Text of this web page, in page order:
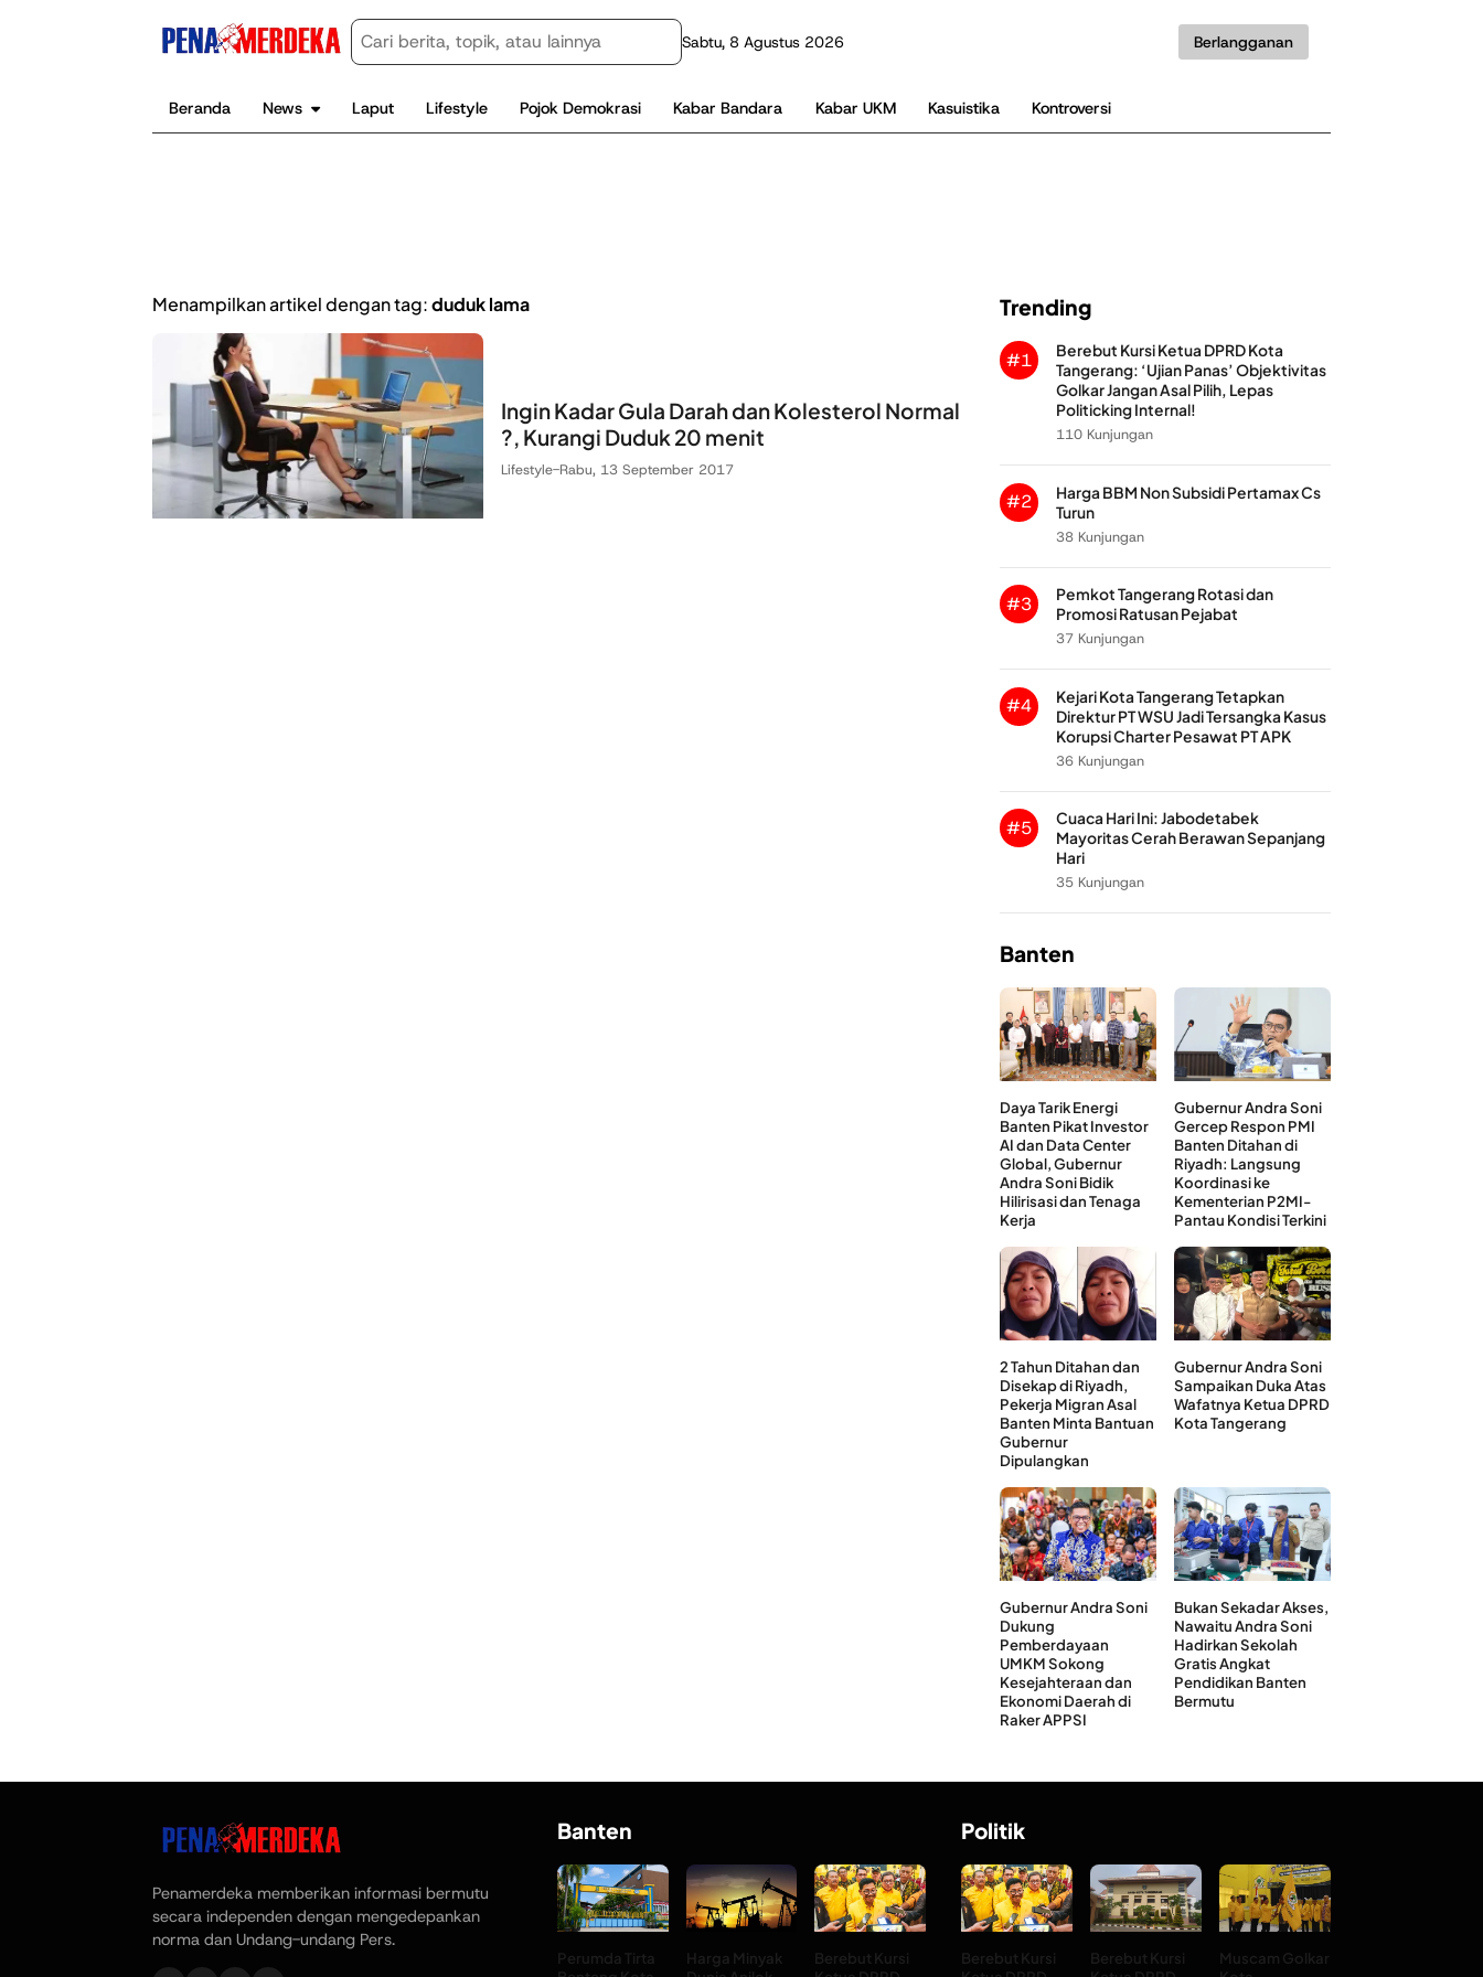
Sabtu, 8 Agustus 2026 Berlangganan
Beranda News Laput Lifestyle Pojok Demokrasi Kabar Bandara Kabar UKM Kasuistika Kontroversi
Menampilkan artikel dengan tag:duduk lama
Ingin Kadar Gula Darah dan Kolesterol Normal
?, Kurangi Duduk 20 menit
Lifestyle-Rabu, 13 September 2017
Trending
#1
Berebut Kursi Ketua DPRD Kota
Tangerang: ‘Ujian Panas’ Objektivitas
Golkar Jangan Asal Pilih, Lepas
Politicking Internal!
110 Kunjungan
#2
Harga BBM Non Subsidi Pertamax Cs
Turun
38 Kunjungan
#3
Pemkot Tangerang Rotasi dan
Promosi Ratusan Pejabat
37 Kunjungan
#4
Kejari Kota Tangerang Tetapkan
Direktur PT WSU Jadi Tersangka Kasus
Korupsi Charter Pesawat PT APK
36 Kunjungan
#5
Cuaca Hari Ini: Jabodetabek
Mayoritas Cerah Berawan Sepanjang
Hari
35 Kunjungan
Banten
Daya Tarik Energi
Banten Pikat Investor
AI dan Data Center
Global, Gubernur
Andra Soni Bidik
Hilirisasi dan Tenaga
Kerja
Gubernur Andra Soni
Gercep Respon PMI
Banten Ditahan di
Riyadh: Langsung
Koordinasi ke
Kementerian P2MI-
Pantau Kondisi Terkini
2 Tahun Ditahan dan
Disekap di Riyadh,
Pekerja Migran Asal
Banten Minta Bantuan
Gubernur
Dipulangkan
Gubernur Andra Soni
Sampaikan Duka Atas
Wafatnya Ketua DPRD
Kota Tangerang
Gubernur Andra Soni
Dukung
Pemberdayaan
UMKM Sokong
Kesejahteraan dan
Ekonomi Daerah di
Raker APPSI
Bukan Sekadar Akses,
Nawaitu Andra Soni
Hadirkan Sekolah
Gratis Angkat
Pendidikan Banten
Bermutu
Penamerdeka memberikan informasi bermutu
secara independen dengan mengedepankan
norma dan Undang-undang Pers.
Banten
Perumda Tirta
Harga Minyak
Berebut Kursi
Politik
Berebut Kursi
Berebut Kursi
Muscam Golkar